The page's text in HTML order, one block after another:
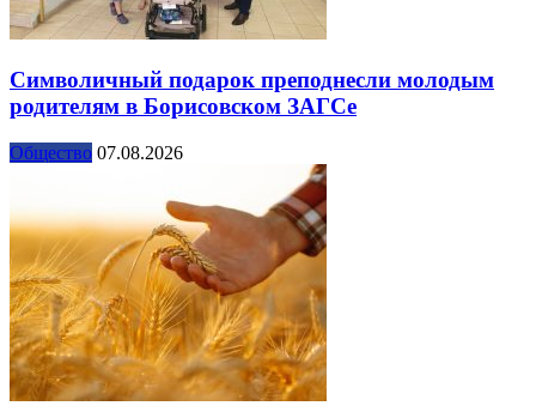
Символичный подарок преподнесли молодым
родителям в Борисовском ЗАГСе
Общество 07.08.2026